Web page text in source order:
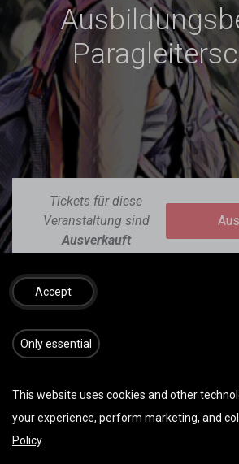
Tickets für diese
Veranstaltung sind
Ausverkauft
DATUM & UHRZEIT
Accept
​​​Only essential
This website uses cookies and other
your experience, perform marketing, and
Policy.